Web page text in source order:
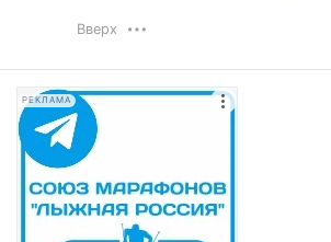
Вверх
РЕКЛАМА